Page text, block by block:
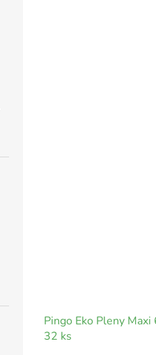
Pingo Eko Pleny
32 ks